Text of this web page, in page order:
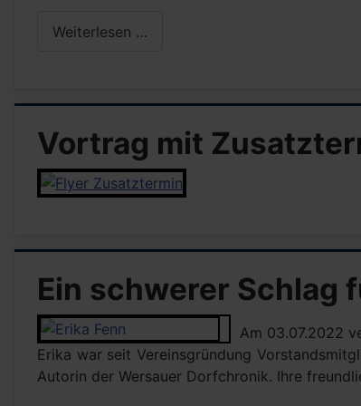
Weiterlesen …
Vortrag mit
Ein schwerer Schlag
Am 03.07.2022
Erika war seit Vereinsgründung
Autorin der Wersauer Dorfchronik. Ihre